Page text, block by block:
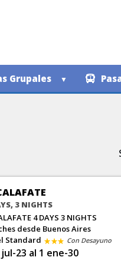
Grupales
3 NIGHTS
4 DAYS 3 NIGHTS
desde Buenos Aires
Standard
Con Desayuno
23 al 1 ene-30